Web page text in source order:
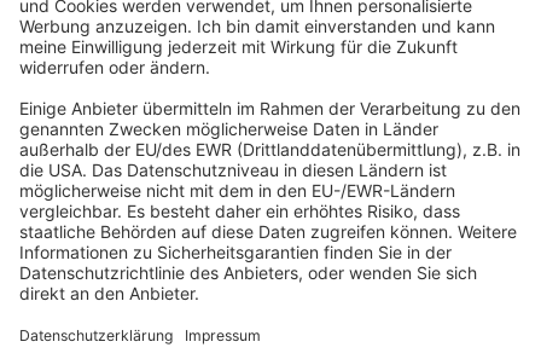
Abonnement anfordern|Abo kündigen
Werben bei uns